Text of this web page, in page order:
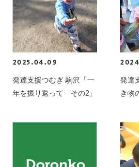
2025.04.09
発達支援つむぎ 駒沢「一
年を振り返って その2」
発達
き物